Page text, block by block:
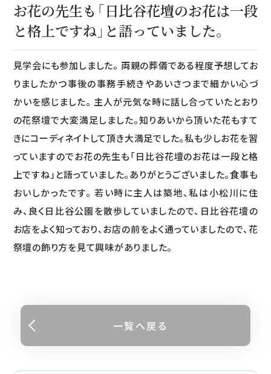
お花の先生も「日比谷花壇のお花は一段
と格上ですね」と語っていました。
見学会にも参加しました。 両親の葬儀である程度予想してお
りましたかつ事後の事務手続きやあいさつまで細かい心づ
かいを感じました。 主人が元気な時に話し合っていたとおり
の花祭壇で大変満足しました。知りあいから頂いた花もすて
きにコーディネイトして頂き大満足でした。私も少しお花を習
っていますのでお花の先生も「日比谷花壇のお花は一段と格
上ですね」と語っていました。ありがとうございました。食事も
おいしかったです。 若い時に主人は築地、私は小松川に住
み、良く日比谷公園を散歩していましたので、日比谷花壇の
お店をよく知っており、お店の前をよく通っていましたので、花
祭壇の飾り方を見て興味がありました。
一覧へ戻る